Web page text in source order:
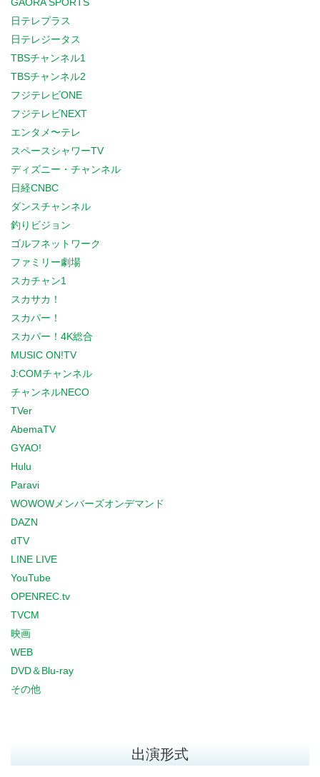
日テレプラス
日テレジータス
TBSチャンネル1
TBSチャンネル2
フジテレビONE
フジテレビNEXT
エンタメ〜テレ
スペースシャワーTV
ディズニー・チャンネル
日経CNBC
ダンスチャンネル
釣りビジョン
ゴルフネットワーク
ファミリー劇場
スカチャン1
スカサカ！
スカパー！
スカパー！4K総合
MUSIC ON!TV
J:COMチャンネル
チャンネルNECO
TVer
AbemaTV
GYAO!
Hulu
Paravi
WOWOWメンバーズオンデマンド
DAZN
dTV
LINE LIVE
YouTube
OPENREC.tv
TVCM
映画
WEB
DVD＆Blu-ray
その他
出演形式